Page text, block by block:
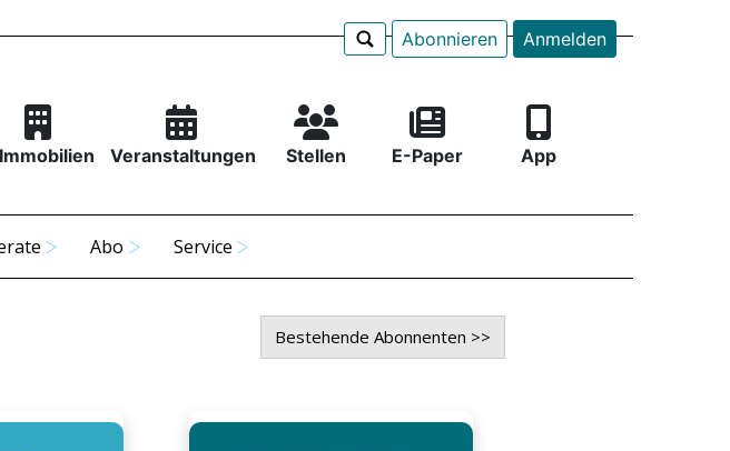
Abonnieren Anmelden
Immobilien Veranstaltungen Stellen E-Paper App
Abo Service